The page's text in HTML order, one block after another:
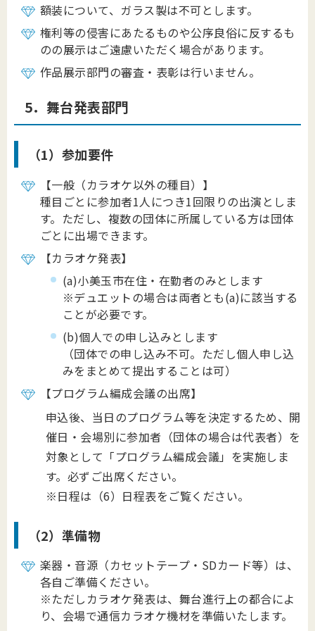
額装について、ガラス製は不可とします。
権利等の侵害にあたるものや公序良俗に反するも
のの展示はご遠慮いただく場合があります。
作品展示部門の審査・表彰は行いません。
5．舞台発表部門
（1）参加要件
【一般（カラオケ以外の種目）】
種目ごとに参加者1人につき1回限りの出演としま
す。ただし、複数の団体に所属している方は団体
ごとに出場できます。
【カラオケ発表】
(a)小美玉市在住・在勤者のみとします
※デュエットの場合は両者とも(a)に該当する
ことが必要です。
(b)個人での申し込みとします
（団体での申し込み不可。ただし個人申し込
みをまとめて提出することは可）
【プログラム編成会議の出席】
申込後、当日のプログラム等を決定するため、開
催日・会場別に参加者（団体の場合は代表者）を
対象として「プログラム編成会議」を実施しま
す。必ずご出席ください。
※日程は（6）日程表をご覧ください。
（2）準備物
楽器・音源（カセットテープ・SDカード等）は、
各自ご準備ください。
※ただしカラオケ発表は、舞台進行上の都合によ
り、会場で通信カラオケ機材を準備いたします。